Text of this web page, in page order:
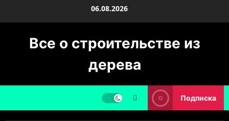
06.08.2026
Все о строительстве из
дерева
Подписка